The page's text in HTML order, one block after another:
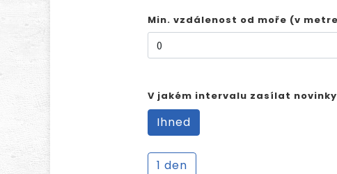
Min. vzdálenost od moře (v
V jakém intervalu zasílat novinky
Ihned
1 den